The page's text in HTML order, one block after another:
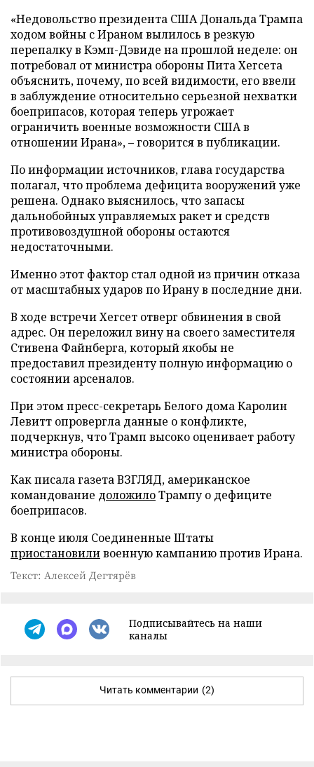
«Недовольство президента США Дональда Трампа
ходом войны с Ираном вылилось в резкую
перепалку в Кэмп-Дэвиде на прошлой неделе: он
потребовал от министра обороны Пита Хегсета
объяснить, почему, по всей видимости, его ввели
в заблуждение относительно серьезной нехватки
боеприпасов, которая теперь угрожает
ограничить военные возможности США в
отношении Ирана», – говорится в публикации.
По информации источников, глава государства
полагал, что проблема дефицита вооружений уже
решена. Однако выяснилось, что запасы
дальнобойных управляемых ракет и средств
противовоздушной обороны остаются
недостаточными.
Именно этот фактор стал одной из причин отказа
от масштабных ударов по Ирану в последние дни.
В ходе встречи Хегсет отверг обвинения в свой
адрес. Он переложил вину на своего заместителя
Стивена Файнберга, который якобы не
предоставил президенту полную информацию о
состоянии арсеналов.
При этом пресс-секретарь Белого дома Каролин
Левитт опровергла данные о конфликте,
подчеркнув, что Трамп высоко оценивает работу
министра обороны.
Как писала газета ВЗГЛЯД, американское
командование доложилоТрампу о дефиците
боеприпасов.
В конце июля Соединенные Штаты
приостановиливоенную кампанию против Ирана.
Текст: Алексей Дегтярёв
Подписывайтесь на наши
каналы
Читать комментарии (2)